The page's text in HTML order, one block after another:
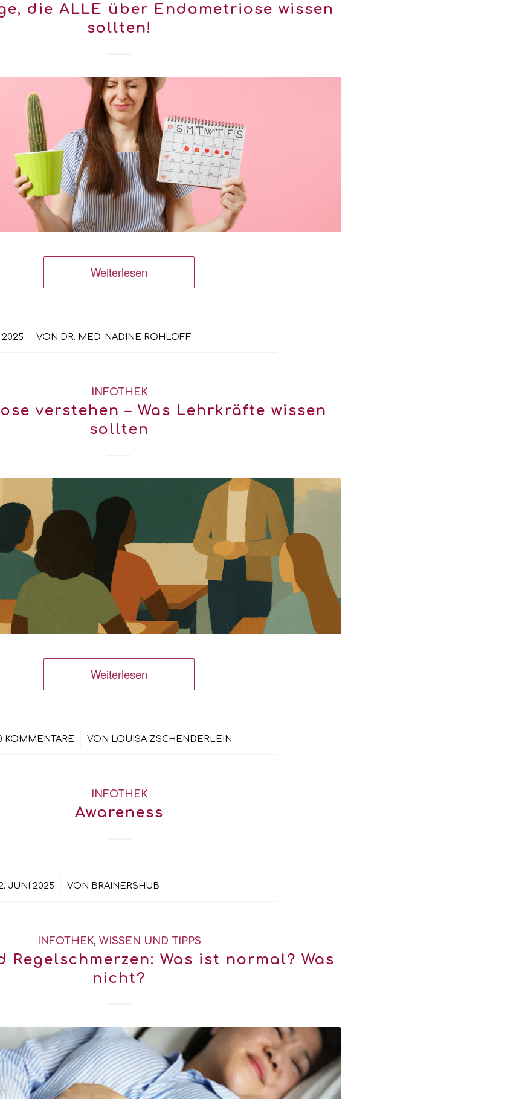
die ALLE über Endometriose wissen
sollten!
Weiterlesen
2025 VON DR. MED. NADINE ROHLOFF
INFOTHEK
verstehen – Was Lehrkräfte wissen
sollten
Weiterlesen
KOMMENTARE
/ VON LOUISA ZSCHENDERLEIN
INFOTHEK
Awareness
JUNI 2025
/ VON BRAINERSHUB
INFOTHEK, WISSEN UND TIPPS
Regelschmerzen: Was ist normal? Was
nicht?